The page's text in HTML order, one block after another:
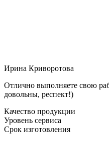
Ирина Криворотова
Отлично выполняете свою
довольны, респект!)
Качество продукции
Уровень сервиса
Срок изготовления